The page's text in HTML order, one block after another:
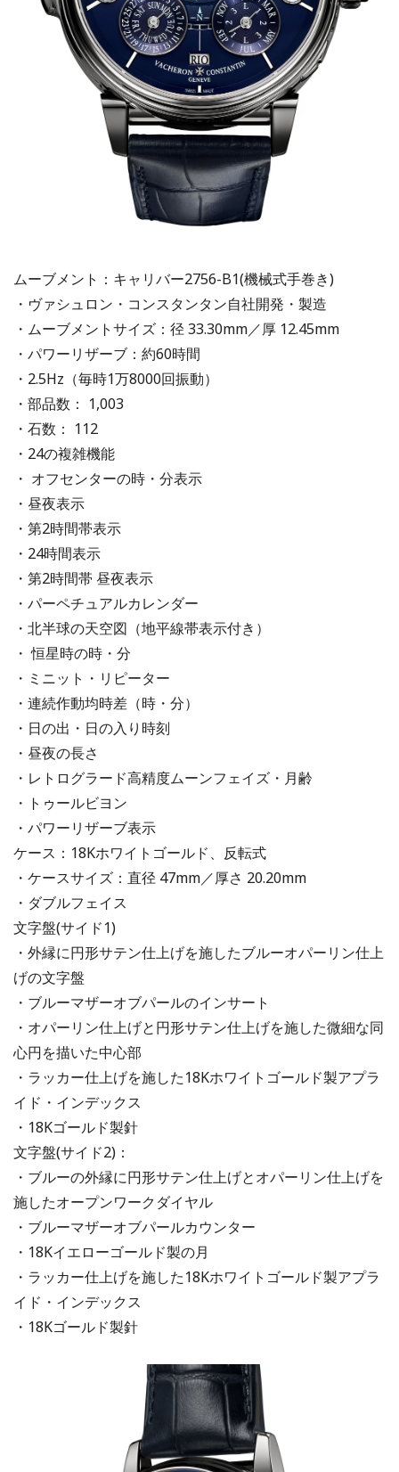
ムーブメント：キャリバー2756-B1(機械式手巻き)
・ヴァシュロン・コンスタンタン自社開発・製造
・ムーブメントサイズ：径 33.30mm／厚 12.45mm
・パワーリザーブ：約60時間
・2.5Hz（毎時1万8000回振動）
・部品数： 1,003
・石数： 112
・24の複雑機能
・ オフセンターの時・分表示
・昼夜表示
・第2時間帯表示
・24時間表示
・第2時間帯 昼夜表示
・パーペチュアルカレンダー
・北半球の天空図（地平線帯表示付き）
・ 恒星時の時・分
・ミニット・リピーター
・連続作動均時差（時・分）
・日の出・日の入り時刻
・昼夜の長さ
・レトログラード高精度ムーンフェイズ・月齢
・トゥールビヨン
・パワーリザーブ表示
ケース：18Kホワイトゴールド、反転式
・ケースサイズ：直径 47mm／厚さ 20.20mm
・ダブルフェイス
文字盤(サイド1)
・外縁に円形サテン仕上げを施したブルーオパーリン仕上
げの文字盤
・ブルーマザーオブパールのインサート
・オパーリン仕上げと円形サテン仕上げを施した微細な同
心円を描いた中心部
・ラッカー仕上げを施した18Kホワイトゴールド製アプラ
イド・インデックス
・18Kゴールド製針
文字盤(サイド2)：
・ブルーの外縁に円形サテン仕上げとオパーリン仕上げを
施したオープンワークダイヤル
・ブルーマザーオブパールカウンター
・18Kイエローゴールド製の月
・ラッカー仕上げを施した18Kホワイトゴールド製アプラ
イド・インデックス
・18Kゴールド製針